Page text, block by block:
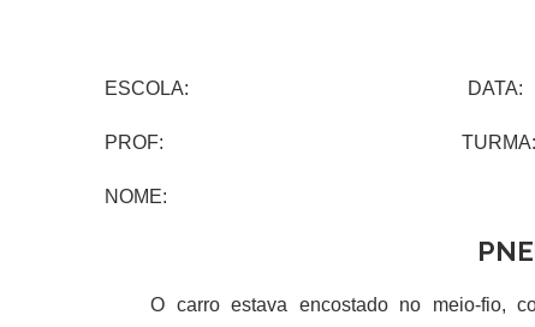
ESCOLA: DATA:
PROF: TURMA:
NOME:
O carro estava encostado no meio-fio,